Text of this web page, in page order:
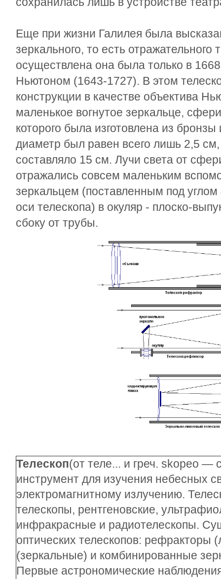
Еще при жизни Галилея была
зеркального, то есть отражательного
осуществлена она была только в
Ньютоном (1643-1727). В этом
конструкции в качестве объектива
маленькое вогнутое зеркальце,
которого была изготовлена из
диаметр был равен всего лишь 2,5
составляло 15 см. Лучи света от
отражались совсем маленьким
зеркальцем (поставленным под углом
оси телескопа) в окуляр - плоско-
сбоку от трубы.
Телескоп(от теле... и греч. skopeo —
инструмент для изучения небесных
электромагнитному излучению.
телескопы, рентгеновские,
инфракрасные и радиотелескопы.
оптических телескопов: рефракторы
(зеркальные) и комбинированные
Первые астрономические